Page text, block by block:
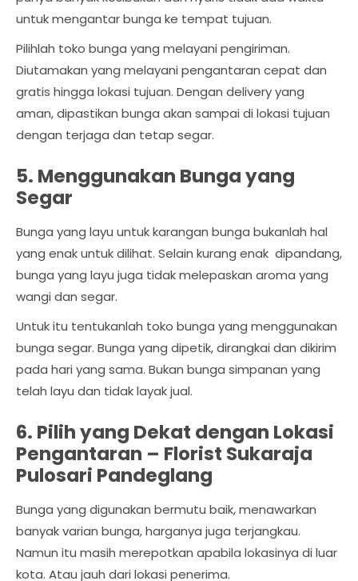
untuk mengantar bunga ke tempat tujuan.
Pilihlah toko bunga yang melayani pengiriman.
Diutamakan yang melayani pengantaran cepat dan
gratis hingga lokasi tujuan. Dengan delivery yang
aman, dipastikan bunga akan sampai di lokasi tujuan
dengan terjaga dan tetap segar.
5. Menggunakan Bunga yang
Segar
Bunga yang layu untuk karangan bunga bukanlah hal
yang enak untuk dilihat. Selain kurang enak dipandang,
bunga yang layu juga tidak melepaskan aroma yang
wangi dan segar.
Untuk itu tentukanlah toko bunga yang menggunakan
bunga segar. Bunga yang dipetik, dirangkai dan dikirim
pada hari yang sama. Bukan bunga simpanan yang
telah layu dan tidak layak jual.
6. Pilih yang Dekat dengan Lokasi
Pengantaran – Florist Sukaraja
Pulosari Pandeglang
Bunga yang digunakan bermutu baik, menawarkan
banyak varian bunga, harganya juga terjangkau.
Namun itu masih merepotkan apabila lokasinya di luar
kota. Atau jauh dari lokasi penerima.